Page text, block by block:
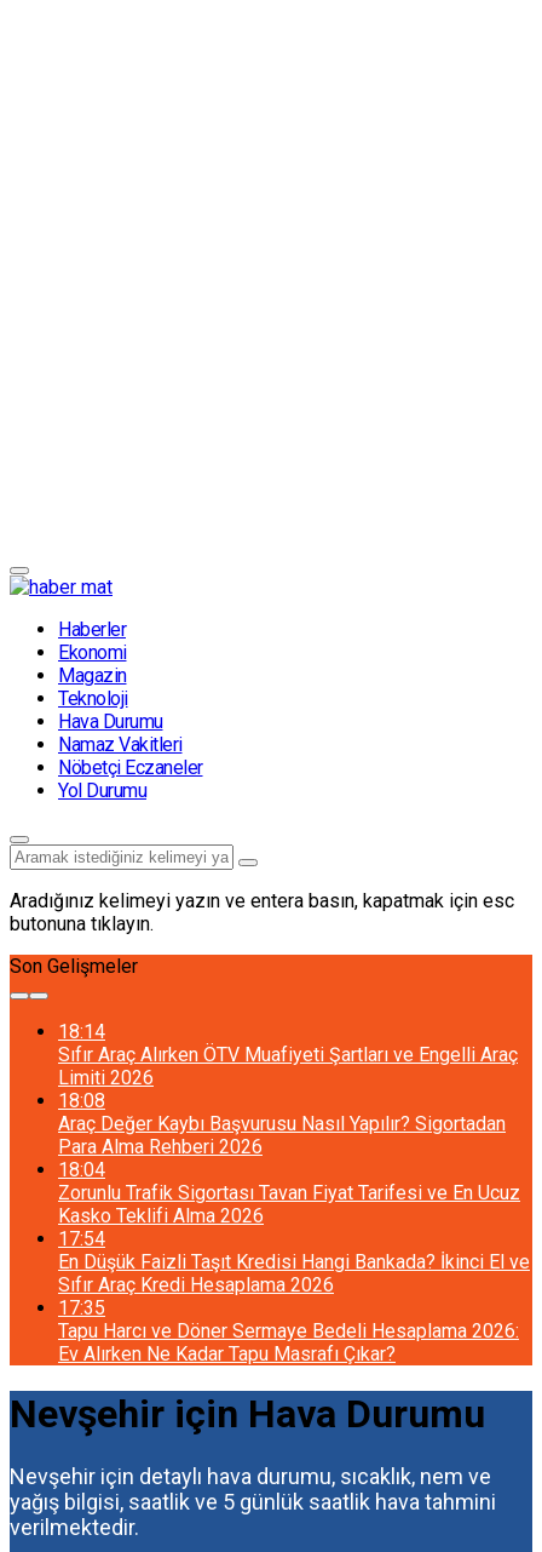
Haberler
Ekonomi
Magazin
Teknoloji
Hava Durumu
Namaz Vakitleri
Nöbetçi Eczaneler
Yol Durumu
Aradığınız kelimeyi yazın ve entera basın, kapatmak için esc
butonuna tıklayın.
Son Gelişmeler
18:14
Sıfır Araç Alırken ÖTV Muafiyeti Şartları ve Engelli Araç
Limiti 2026
18:08
Araç Değer Kaybı Başvurusu Nasıl Yapılır? Sigortadan
Para Alma Rehberi 2026
18:04
Zorunlu Trafik Sigortası Tavan Fiyat Tarifesi ve En Ucuz
Kasko Teklifi Alma 2026
17:54
En Düşük Faizli Taşıt Kredisi Hangi Bankada? İkinci El ve
Sıfır Araç Kredi Hesaplama 2026
17:35
Tapu Harcı ve Döner Sermaye Bedeli Hesaplama 2026:
Ev Alırken Ne Kadar Tapu Masrafı Çıkar?
Nevşehir için Hava Durumu
Nevşehir için detaylı hava durumu, sıcaklık, nem ve
yağış bilgisi, saatlik ve 5 günlük saatlik hava tahmini
verilmektedir.